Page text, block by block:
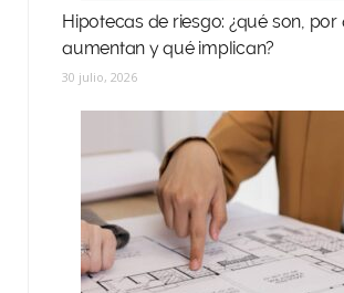
Hipotecas de riesgo: ¿qué son, por
aumentan y qué implican?
30 julio, 2026